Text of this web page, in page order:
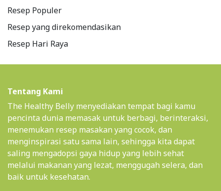
Resep Populer
Resep yang direkomendasikan
Resep Hari Raya
Tentang Kami
The Healthy Belly menyediakan tempat bagi kamu
pencinta dunia memasak untuk berbagi, berinteraksi,
menemukan resep masakan yang cocok, dan
menginspirasi satu sama lain, sehingga kita dapat
saling mengadopsi gaya hidup yang lebih sehat
melalui makanan yang lezat, menggugah selera, dan
baik untuk kesehatan.